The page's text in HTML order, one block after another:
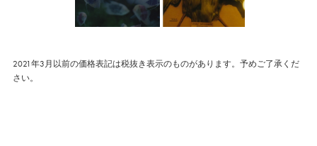
2021年3月以前の価格表記は税抜き表示のものがあります。予めご了承くだ
さい。